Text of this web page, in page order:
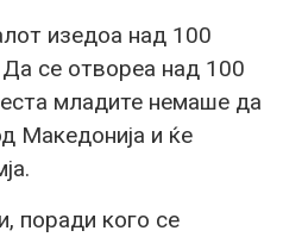
изедоа над 100
се отвореа над 100
младите немаше да
Македонија и ќе
поради кого се